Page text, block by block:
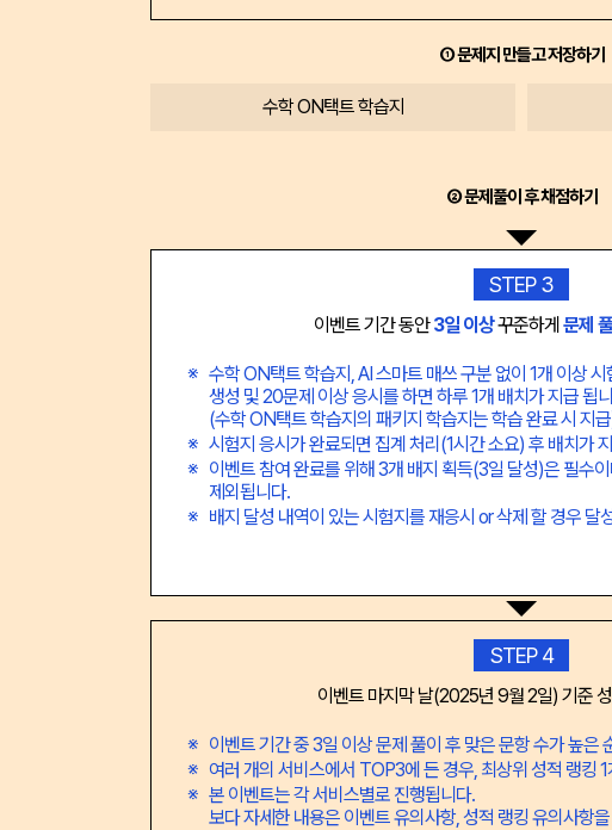
① 문제지 만들고 저장하기
수학 ON택트 학습지
② 문제풀이 후 채점하기
STEP 3
이벤트 기간 동안3일 이상꾸준하게 문제
수학 ON택트 학습지, AI 스마트 매쓰 구분 없이 1개 이상 시
생성 및 20문제 이상 응시를 하면 하루 1개 배치가 지급 됩
(수학 ON택트 학습지의 패키지 학습지는 학습 완료 시 지
시험지 응시가 완료되면 집계 처리(1시간 소요) 후 배치가
이벤트 참여 완료를 위해 3개 배지 획득(3일 달성)은 필수
제외됩니다.
배지 달성 내역이 있는 시험지를 재응시 or 삭제 할 경우 달
STEP 4
이벤트 마지막 날(2025년 9월 2일) 기준
이벤트 기간 중 3일 이상 문제 풀이 후 맞은 문항 수가 높은
여러 개의 서비스에서 TOP3에 든 경우, 최상위 성적 랭킹
본 이벤트는 각 서비스별로 진행됩니다.
보다 자세한 내용은 이벤트 유의사항, 성적 랭킹 유의사항